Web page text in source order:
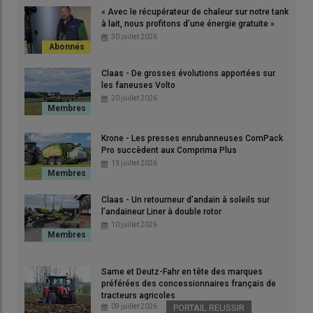
© Anthony Gohin
Notre objectif est de réaliser un
35 % de matière sèchedans un délai de 48 heures entre la
fauche et la récolte. Comme nous ramassons en moyenne 60
hectares à chaque fois, legroupe de fauche à plat
large est, par son débit horaire, un des outils clés dans la réussite
des chantiers de récolte
», souligne Patrice Clérault
, associé du
Gaec du Mesnilge à Hudimesnil (Manche
), avec son épouse
Annie, son fils Paul et son voisin
laitier normand, en bio depuis 2019, alimente ses 160 vaches
laitières à la traite avec une ration à base d’ensilage d’herbe et
d’ensilage de maïs épi.
« Avec le récupérateur de chaleur sur notre tank
à lait, nous profitons d’une énergie gratuite »
30 juillet 2026
Claas - De grosses évolutions apportées sur
les faneuses Volto
20 juillet 2026
Krone - Les presses enrubanneuses ComPack
Pro succèdent aux Comprima Plus
13 juillet 2026
Claas - Un retourneur d’andain à soleils sur
l’andaineur Liner à double rotor
10 juillet 2026
Same et Deutz-Fahr en tête des marques
préférées des concessionnaires français de
tracteurs agricoles
09 juillet 2026 PORTAIL REUSSIR